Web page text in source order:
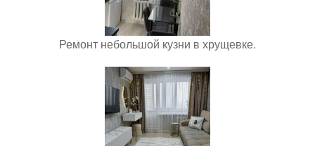
Ремонт небольшой кузни в хрущевке.